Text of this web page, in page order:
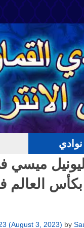
ميسي
بكأس
(August 3, 2023) by